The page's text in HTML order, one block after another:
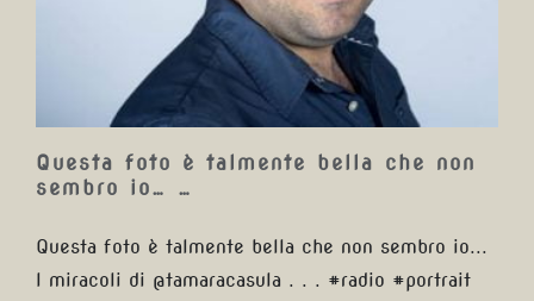
che non sembro io… …
Questa foto è talmente bella che non
sembro io… …
Questa foto è talmente bella che non sembro io...
I miracoli di @tamaracasula . . . #radio #portrait